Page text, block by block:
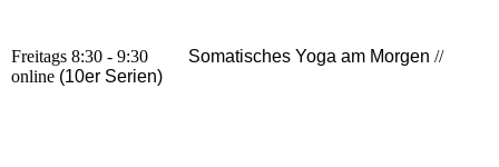
Freitags 8:30 - 9:30 Somatisches Yoga am Morgen //
online (10er Serien)